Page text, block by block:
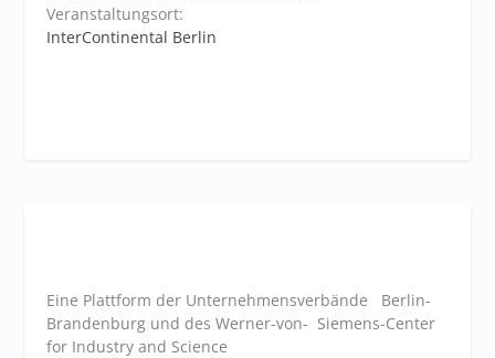
Veranstaltungsort:
InterContinental Berlin
Eine Plattform der Unternehmensverbände Berlin-
Brandenburg und des Werner-von- Siemens-Center
for Industry and Science